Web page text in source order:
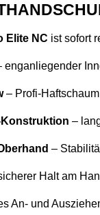
Elite NC ist sofort
enganliegender
– Profi-
–
–
Halt am
An- und